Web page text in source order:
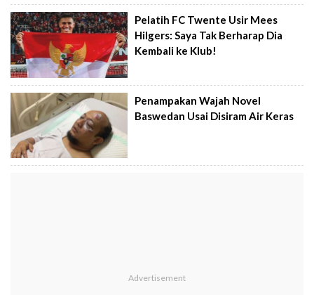
Pelatih FC Twente Usir Mees
Hilgers: Saya Tak Berharap Dia
Kembali ke Klub!
Penampakan Wajah Novel
Baswedan Usai Disiram Air Keras